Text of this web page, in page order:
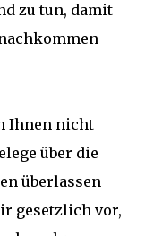
zu tun, damit
Ihnen nicht
über die
überlassen
gesetzlich vor,